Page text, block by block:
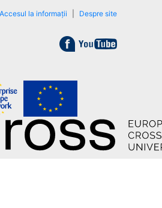
Accesul la informații Despre site